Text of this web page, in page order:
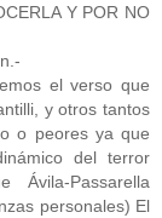
Y POR NO
el verso que
y otros tantos
o peores ya que
del terror
Ávila-Passarella
personales) El